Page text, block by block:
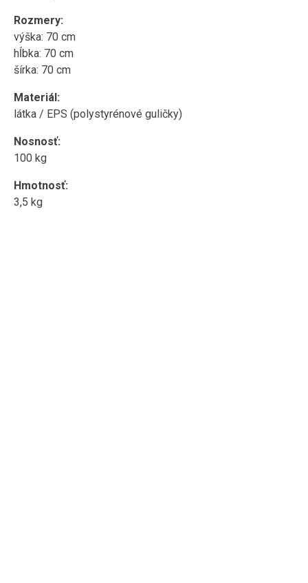
Rozmery:
výška: 70 cm
hĺbka: 70 cm
šírka: 70 cm
Materiál:
látka / EPS (polystyrénové guličky)
Nosnosť:
100 kg
Hmotnosť:
3,5 kg